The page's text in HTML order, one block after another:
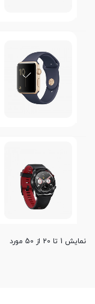
نمایش 1 تا 20 از 50 مورد